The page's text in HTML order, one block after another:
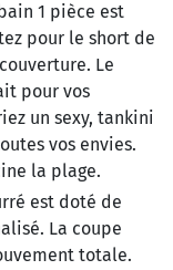
1 pièce est
pour le short de
Le
pour vos
un sexy, tankini
vos envies.
la plage.
est doté de
La coupe
totale.